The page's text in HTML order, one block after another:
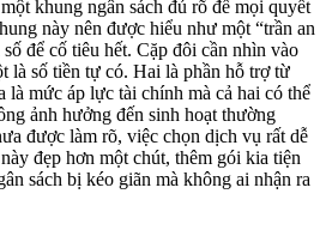
khung ngân sách đủ rõ để mọi quyết
này nên được hiểu như một “trần an
để cố tiêu hết. Cặp đôi cần nhìn vào
là số tiền tự có. Hai là phần hỗ trợ từ
là mức áp lực tài chính mà cả hai có thể
ảnh hưởng đến sinh hoạt thường
được làm rõ, việc chọn dịch vụ rất dễ
đẹp hơn một chút, thêm gói kia tiện
sách bị kéo giãn mà không ai nhận ra